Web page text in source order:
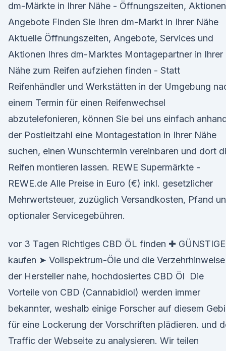
dm-Märkte in Ihrer Nähe - Öffnungszeiten,
Angebote Finden Sie Ihren dm-Markt in Ihrer Nähe
Aktuelle Öffnungszeiten, Angebote, Services und
Aktionen Ihres dm-Marktes Montagepartner in Ihrer
Nähe zum Reifen aufziehen finden - Statt
Reifenhändler und Werkstätten in der Umgebung
einem Termin für einen Reifenwechsel
abzutelefonieren, können Sie bei uns einfach
der Postleitzahl eine Montagestation in Ihrer Nähe
suchen, einen Wunschtermin vereinbaren und dort
Reifen montieren lassen. REWE Supermärkte -
REWE.de Alle Preise in Euro (€) inkl. gesetzlicher
Mehrwertsteuer, zuzüglich Versandkosten, Pfand
optionaler Servicegebühren.
vor 3 Tagen Richtiges CBD ÖL finden ✚
kaufen ➤ Vollspektrum-Öle und die Verzehrhinweise
der Hersteller nahe, hochdosiertes CBD Öl Die
Vorteile von CBD (Cannabidiol) werden immer
bekannter, weshalb einige Forscher auf diesem
für eine Lockerung der Vorschriften plädieren. und
Traffic der Webseite zu analysieren. Wir teilen